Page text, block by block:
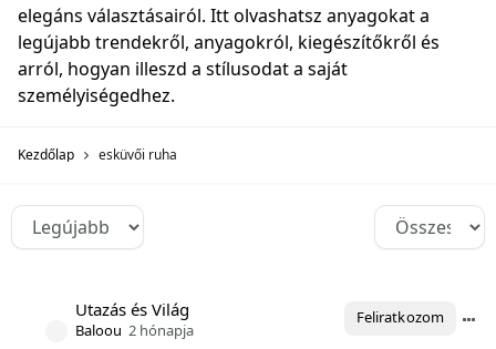
elegáns választásairól. Itt olvashatsz anyagokat a
legújabb trendekről, anyagokról, kiegészítőkről és
arról, hogyan illeszd a stílusodat a saját
személyiségedhez.
Kezdőlap esküvői ruha
Utazás és Világ
Baloou 2 hónapja
Feliratkozom